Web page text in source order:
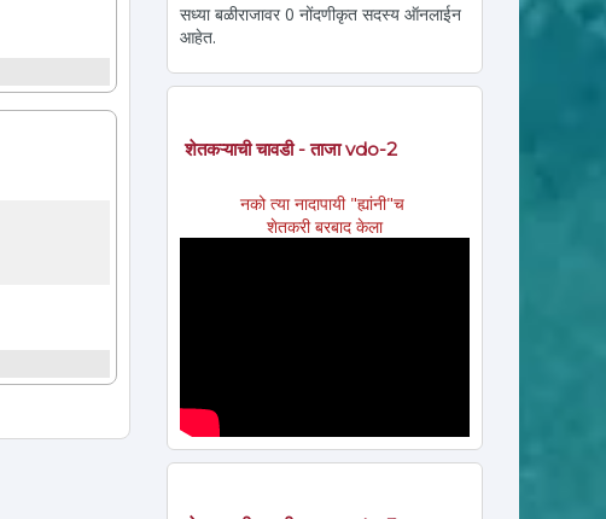
सध्या बळीराजावर 0 नोंदणीकृत सदस्य ऑनलाईन
आहेत.
शेतकऱ्याची चावडी - ताजा vdo-2
नको त्या नादापायी "ह्यांनी"च
शेतकरी बरबाद केला